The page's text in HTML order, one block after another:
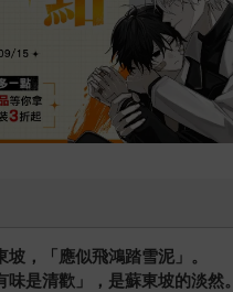
，「應似飛鴻踏雪泥」。
是清歡」，是蘇東坡的淡然。